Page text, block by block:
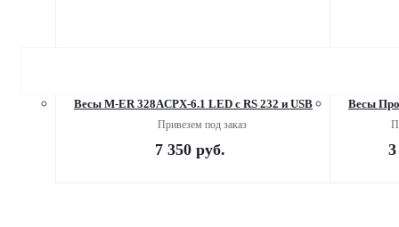
Весы M-ER 328ACPX-6.1 LED c RS 232 и USB
Привезем под заказ
7 350 руб.
Весы